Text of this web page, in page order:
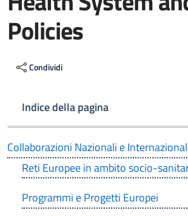
Policies
Contenuto di pagina
Condividi
Indice della pagina
Collaborazioni Nazionali e
Reti Europee in ambito socio-
Programmi e Progetti Europei